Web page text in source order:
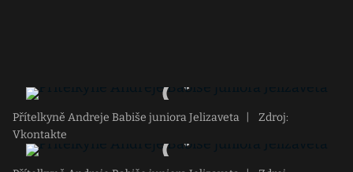
Přítelkyně Andreje Babiše juniora Jelizaveta
Zdroj:
Vkontakte